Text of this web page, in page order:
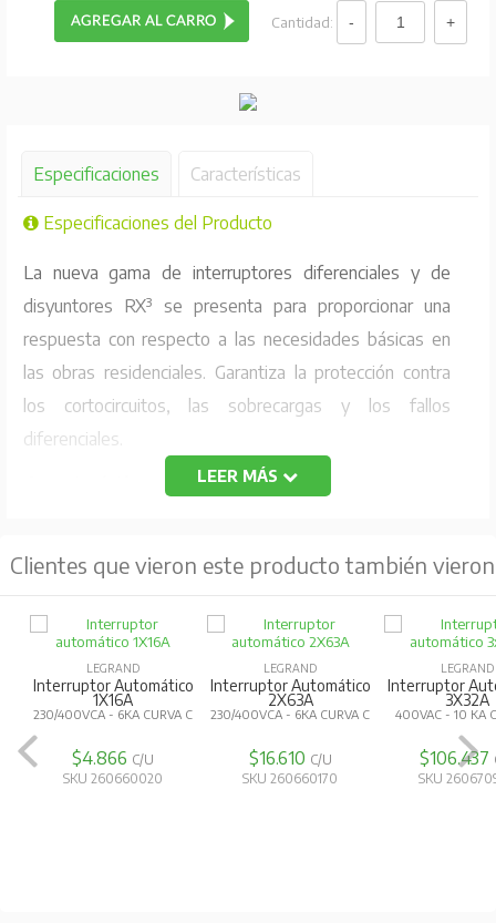
Cantidad:
Especificaciones Características
Especificaciones del Producto
La nueva gama de interruptores diferenciales y de
disyuntores RX³ se presenta para proporcionar una
respuesta con respecto a las necesidades básicas en
las obras residenciales. Garantiza la protección contra
los cortocircuitos, las sobrecargas y los fallos
diferenciales.
Corriente nominal: 16A
Curva C
Montaje: Riel din
Tensión Nominal: 230VAC
Longevidad por la duración eléctrica: 10 000 maniobras
Conforme a la norma IEC 60898-1
LEER MÁS
Clientes que vieron este producto también vieron
LEGRAND
Interruptor Automático
1X16A
230/400VCA - 6KA CURVA C
$4.866 C/U
SKU 260660020
LEGRAND
Interruptor Automático
2X63A
230/400VCA - 6KA CURVA C
$16.610 C/U
SKU 260660170
LEGRAND
Interruptor
3X32A
400VAC - 10 KA
$106.437
SKU